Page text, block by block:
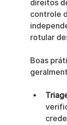
direitos
controle
rotular
Boas